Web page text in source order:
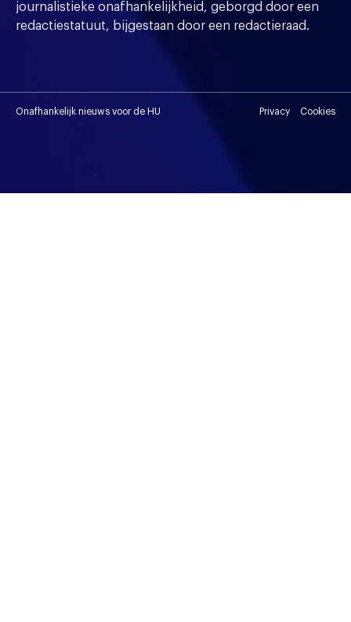
journalistieke onafhankelijkheid, geborgd door een
redactiestatuut, bijgestaan door een redactieraad.
Onafhankelijk nieuws voor de HU Privacy Cookies